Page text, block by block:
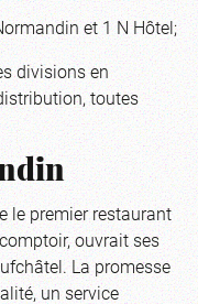
et 1 N Hôtel;
divisions en
toutes
le premier restaurant
ouvrait ses
La promesse
un service